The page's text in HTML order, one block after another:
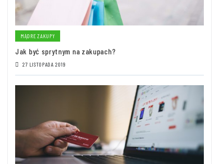
MĄDRE ZAKUPY
Jak być sprytnym na zakupach?
27 LISTOPADA 2019